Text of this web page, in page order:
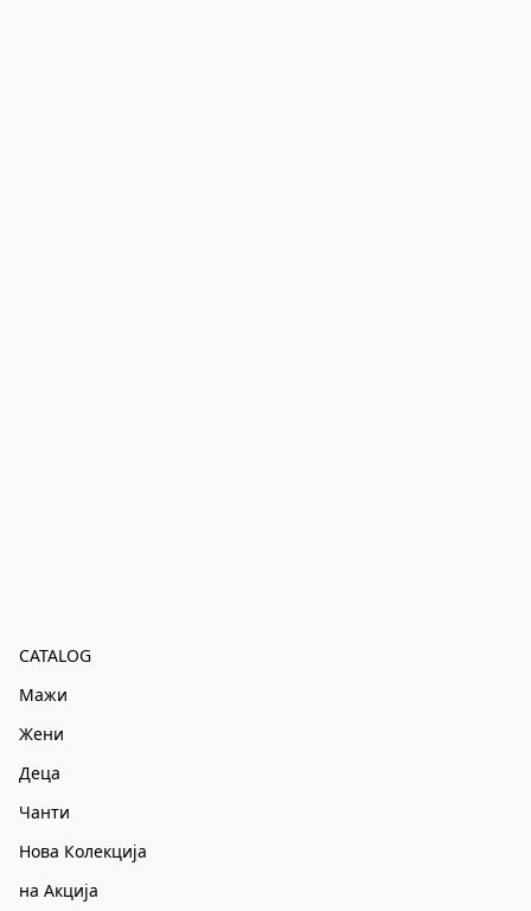
CATALOG
Мажи
Жени
Деца
Чанти
Нова Колекција
на Акција